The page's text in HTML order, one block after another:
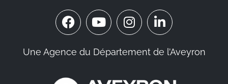
Une Agence du Département de l’Aveyron